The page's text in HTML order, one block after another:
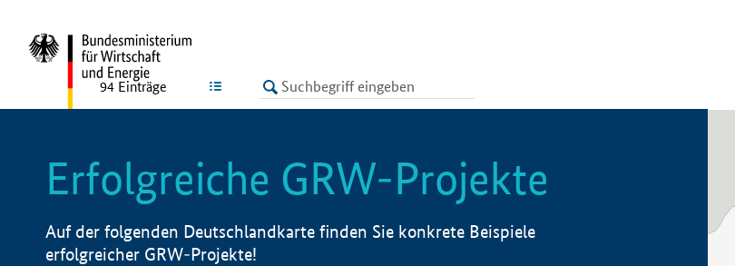
LISTE
94 Einträge
Erfolgreiche GRW-Projekte
Auf der folgenden Deutschlandkarte finden Sie konkrete Beispiele
erfolgreicher GRW-Projekte!